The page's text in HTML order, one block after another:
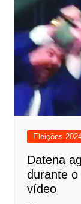
Eleições
Datena
durante
vídeo